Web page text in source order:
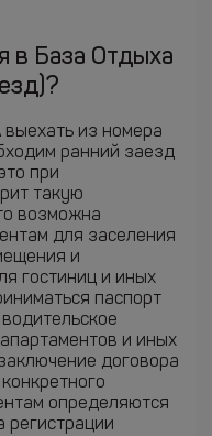
в База Отдыха
из номера
ранний заезд
при
такую
возможна
для заселения
и
гостиниц и иных
паспорт
и иных
договора
определяются
регистрации